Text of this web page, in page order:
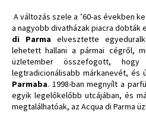
A változás szele a ’60-as években
a nagyobb divatházak piacra dobták
di Parma elvesztette
lehetett hallani a pármai cégről,
üzletember összefogott,
legtradicionálisabb márkanevét,
Parmaba. 1998-ban megnyílt a
egyik legelőkelőbb utcájában, és
megtalálhatóak, az Acqua di Parma